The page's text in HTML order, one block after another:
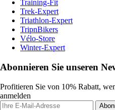
Training-Fit
Trek-Expert
Triathlon-Expert
TripnBikers
Vélo-Store
Winter-Expert
Abonnieren Sie unseren
Profitieren Sie von 10% Rabatt,
anmelden